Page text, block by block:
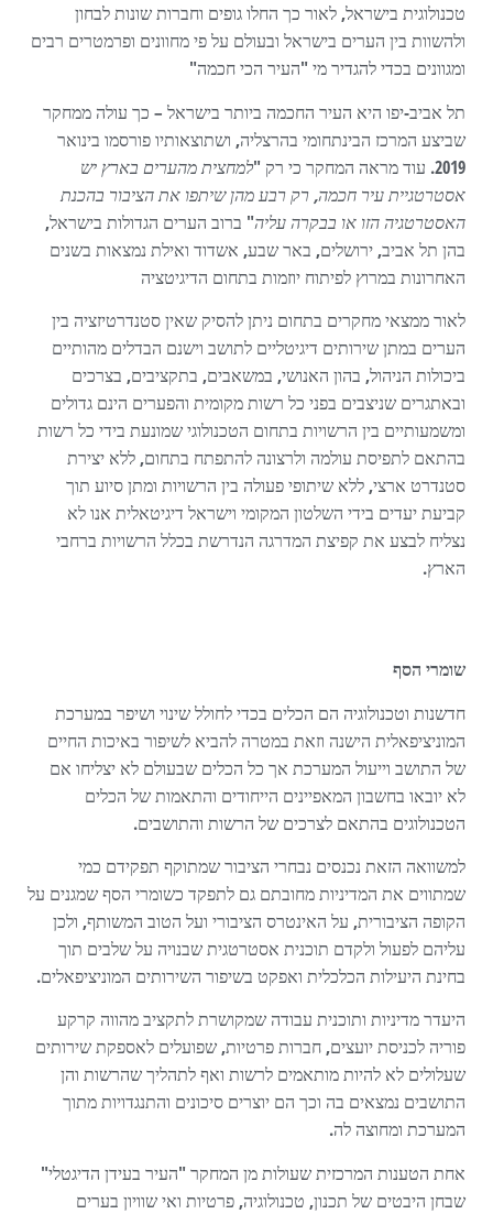
טכנולוגית בישראל, לאור כך החלו גופים וחברות שונות לבחון
ולהשוות בין הערים בישראל ובעולם על פי מחוונים ופרמטרים רבים
ומגוונים בכדי להגדיר מי "העיר הכי חכמה"
תל אביב-יפו היא העיר החכמה ביותר בישראל – כך עולה ממחקר
שביצע המרכז הבינתחומי בהרצליה, ושתוצאותיו פורסמו בינואר
2019. עוד מראה המחקר כי רק "
למחצית מהערים בארץ יש
אסטרטגיית עיר חכמה, רק רבע מהן שיתפו את הציבור בהכנת
האסטרטגיה הזו או בבקרה עליה" ברוב הערים הגדולות בישראל,
בהן תל אביב, ירושלים, באר שבע, אשדוד ואילת נמצאות בשנים
האחרונות במרוץ לפיתוח יוזמות בתחום הדיגיטציה
לאור ממצאי מחקרים בתחום ניתן להסיק שאין סטנדרטיזציה בין
הערים במתן שירותים דיגיטליים לתושב וישנם הבדלים מהותיים
ביכולות הניהול, בהון האנושי, במשאבים, בתקציבים, בצרכים
ובאתגרים שניצבים בפני כל רשות מקומית והפערים הינם גדולים
ומשמעותיים בין הרשויות בתחום הטכנולוגי שמונעת בידי כל רשות
בהתאם לתפיסת עולמה ולרצונה להתפתח בתחום, ללא יצירת
סטנדרט ארצי, ללא שיתופי פעולה בין הרשויות ומתן סיוע תוך
קביעת יעדים בידי השלטון המקומי וישראל דיגיטאלית אנו לא
נצליח לבצע את קפיצת המדרגה הנדרשת בכלל הרשויות ברחבי
הארץ.
שומרי הסף
חדשנות וטכנולוגיה הם הכלים בכדי לחולל שינוי ושיפר במערכת
המוניציפאלית הישנה וזאת במטרה להביא לשיפור באיכות החיים
של התושב וייעול המערכת אך כל הכלים שבעולם לא יצליחו אם
לא יובאו בחשבון המאפיינים הייחודים והתאמות של הכלים
הטכנולוגים בהתאם לצרכים של הרשות והתושבים.
למשוואה הזאת נכנסים נבחרי הציבור שמתוקף תפקידם כמי
שמתווים את המדיניות מחובתם גם לתפקד כשומרי הסף שמגנים על
הקופה הציבורית, על האינטרס הציבורי ועל הטוב המשותף, ולכן
עליהם לפעול ולקדם תוכנית אסטרטגית שבנויה על שלבים תוך
בחינת היעילות הכלכלית ואפקט בשיפור השירותים המוניציפאלים.
היעדר מדיניות ותוכנית עבודה שמקושרת לתקציב מהווה קרקע
פוריה לכניסת יועצים, חברות פרטיות, שפועלים לאספקת שירותים
שעלולים לא להיות מותאמים לרשות ואף לתהליך שהרשות והן
התושבים נמצאים בה וכך הם יוצרים סיכונים והתנגדויות מתוך
המערכת ומחוצה לה.
אחת הטענות המרכזית שעולות מן המחקר "העיר בעידן הדיגטלי"
שבחן היבטים של תכנון, טכנולוגיה, פרטיות ואי שוויון בערים